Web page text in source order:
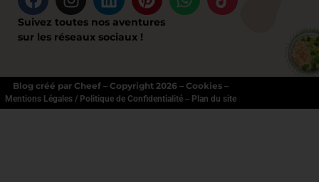
Suivez toutes nos aventures
sur les réseaux sociaux !
Blog créé par Cheef – Copyright 2026 – Cookies –
Mentions Légales / Politique de Confidentialité– Plan du site